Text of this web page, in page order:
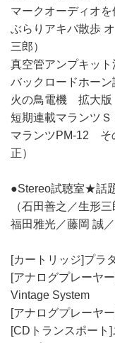
マークオーディオ
ぶらりアキバ散歩
三郎）
真空管アンプキッ
バックロードホーン
火の鳥電機 拡大版
短期連載マランツ
マランツPM-12 そ
正）
●Stereo試聴室★話
（石田善之／生形
福田雅光／藤岡 誠
[カートリッジ]プ
[アナログプレーヤ
Vintage System
[アナログプレーヤ
[CDトランスポー